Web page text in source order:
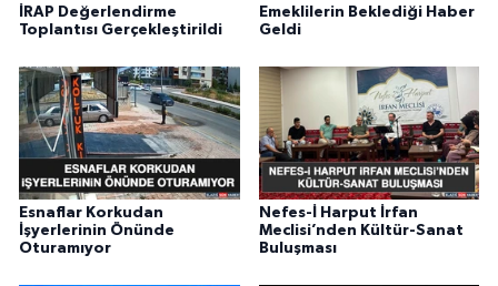
İRAP Değerlendirme
Toplantısı Gerçekleştirildi
Emeklilerin Beklediği Haber
Geldi
Esnaflar Korkudan
İşyerlerinin Önünde
Oturamıyor
Nefes-İ Harput İrfan
Meclisi’nden Kültür-Sanat
Buluşması